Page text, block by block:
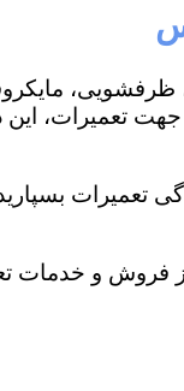
ظرفشویی،
تعمیرات، این
و خدمات